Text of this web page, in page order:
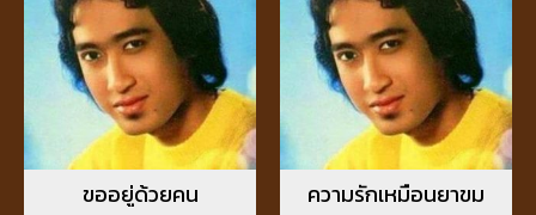
ขออยู่ด้วยคน ความรักเหมือนยาขม